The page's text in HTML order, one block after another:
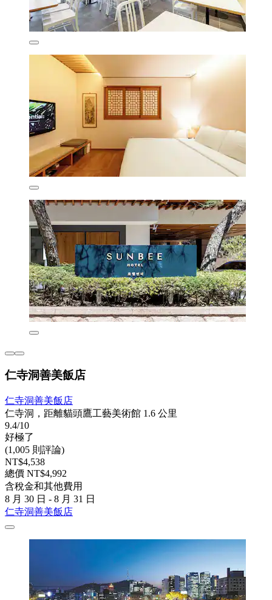
仁寺洞善美飯店
仁寺洞善美飯店
仁寺洞，距離貓頭鷹工藝美術館 1.6 公里
9.4/10
好極了
(1,005 則評論)
NT$4,538
總價 NT$4,992
含稅金和其他費用
8 月 30 日 - 8 月 31 日
仁寺洞善美飯店